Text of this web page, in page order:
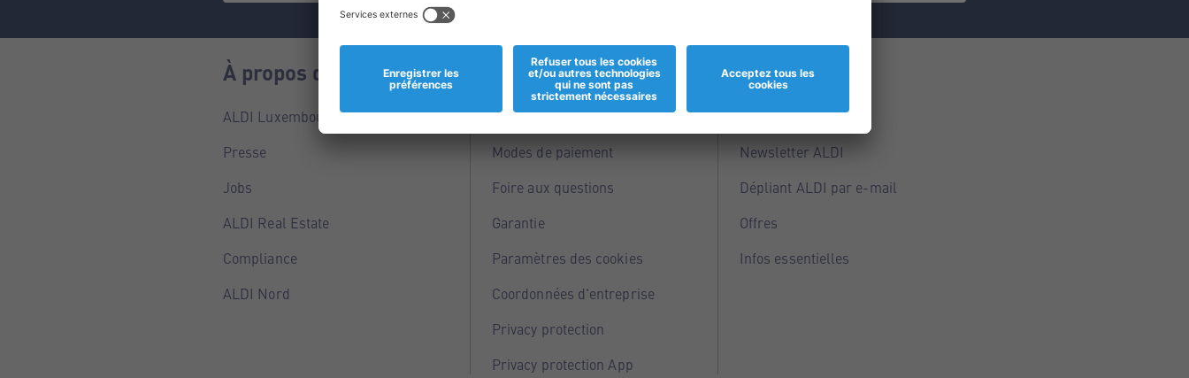
À propos de nous
ALDI Luxembourg
Presse
Jobs
ALDI Real Estate
Compliance
ALDI Nord
Informations
Magasins
Modes de paiement
Foire aux questions
Garantie
Paramètres des cookies
Coordonnées d'entreprise
Privacy protection
Privacy protection App
Service
Points ALDI
Newsletter ALDI
Dépliant ALDI par e-mail
Offres
Infos essentielles